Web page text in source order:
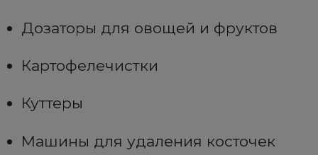
Дозаторы для овощей и фруктов
Картофелечистки
Куттеры
Машины для удаления косточек